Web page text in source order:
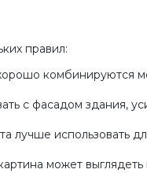
правил:
комбинируются
с фасадом здания,
использовать
может